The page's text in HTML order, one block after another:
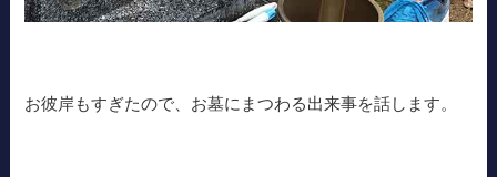
お彼岸もすぎたので、お墓にまつわる出来事を話します。